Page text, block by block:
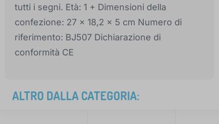
tutti i segni. Età: 1 + Dimensioni della
confezione: 27 x 18,2 x 5 cm Numero di
riferimento: BJ507 Dichiarazione di
conformità CE
ALTRO DALLA CATEGORIA: